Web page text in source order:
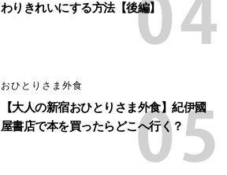
わりきれいにする方法【後編】
おひとりさま外食
【大人の新宿おひとりさま外食】紀伊國
屋書店で本を買ったらどこへ行く？